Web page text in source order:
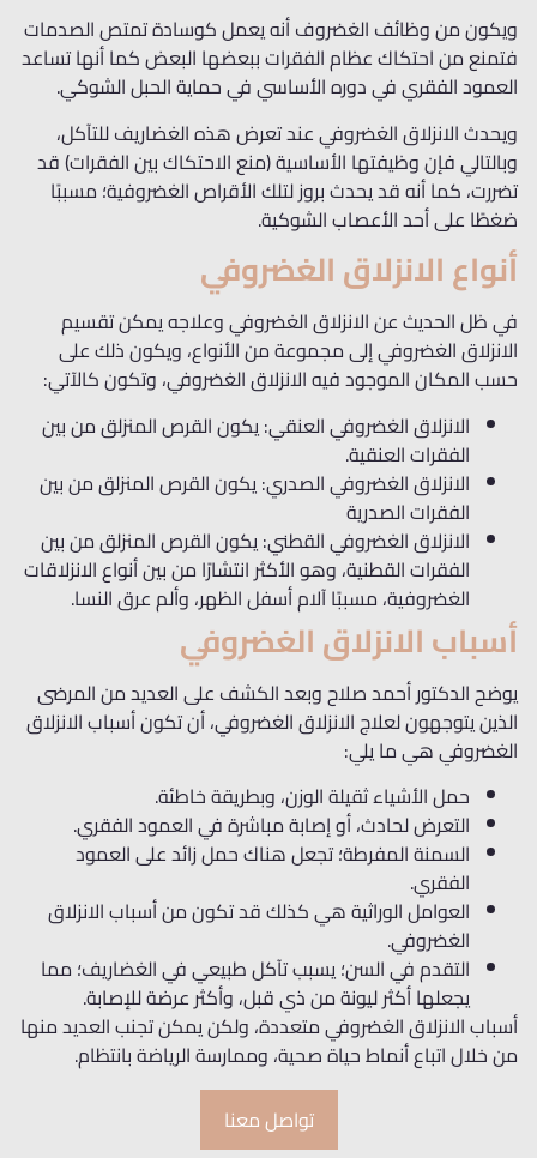
ويكون من وظائف الغضروف أنه يعمل كوسادة تمتص الصدمات
فتمنع من احتكاك عظام الفقرات ببعضها البعض كما أنها تساعد
العمود الفقري في دوره الأساسي في حماية الحبل الشوكي.
ويحدث الانزلاق الغضروفي عند تعرض هذه الغضاريف للتآكل،
وبالتالي فإن وظيفتها الأساسية (منع الاحتكاك بين الفقرات) قد
تضررت، كما أنه قد يحدث بروز لتلك الأقراص الغضروفية؛ مسببًا
ضغطًا على أحد الأعصاب الشوكية.
أنواع الانزلاق الغضروفي
في ظل الحديث عن الانزلاق الغضروفي وعلاجه يمكن تقسيم
الانزلاق الغضروفي إلى مجموعة من الأنواع، ويكون ذلك على
حسب المكان الموجود فيه الانزلاق الغضروفي، وتكون كالآتي:
الانزلاق الغضروفي العنقي: يكون القرص المنزلق من بين
الفقرات العنقية.
الانزلاق الغضروفي الصدري: يكون القرص المنزلق من بين
الفقرات الصدرية
الانزلاق الغضروفي القطني: يكون القرص المنزلق من بين
الفقرات القطنية، وهو الأكثر انتشارًا من بين أنواع الانزلاقات
الغضروفية، مسببًا آلام أسفل الظهر، وألم عرق النسا.
أسباب الانزلاق الغضروفي
يوضح الدكتور أحمد صلاح وبعد الكشف على العديد من المرضى
الذين يتوجهون لعلاج الانزلاق الغضروفي، أن تكون أسباب الانزلاق
الغضروفي هي ما يلي:
حمل الأشياء ثقيلة الوزن، وبطريقة خاطئة.
التعرض لحادث، أو إصابة مباشرة في العمود الفقري.
السمنة المفرطة؛ تجعل هناك حمل زائد على العمود
الفقري.
العوامل الوراثية هي كذلك قد تكون من أسباب الانزلاق
الغضروفي.
التقدم في السن؛ يسبب تآكل طبيعي في الغضاريف؛ مما
يجعلها أكثر ليونة من ذي قبل، وأكثر عرضة للإصابة.
أسباب الانزلاق الغضروفي متعددة، ولكن يمكن تجنب العديد منها
من خلال اتباع أنماط حياة صحية، وممارسة الرياضة بانتظام.
تواصل معنا